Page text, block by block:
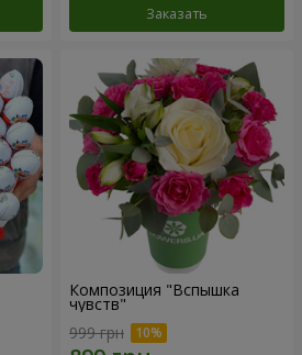
Заказать
Композиция "Вспышка
чувств"
999 грн